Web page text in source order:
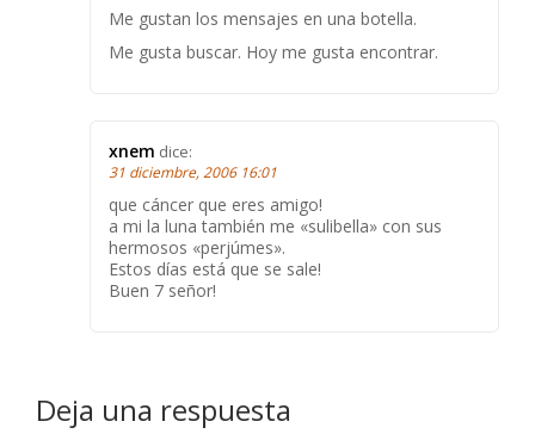
Me gustan los mensajes en una botella.
Me gusta buscar. Hoy me gusta encontrar.
xnem dice:
31 diciembre, 2006 16:01
que cáncer que eres amigo!
a mi la luna también me «sulibella» con sus
hermosos «perjúmes».
Estos días está que se sale!
Buen 7 señor!
Deja una respuesta